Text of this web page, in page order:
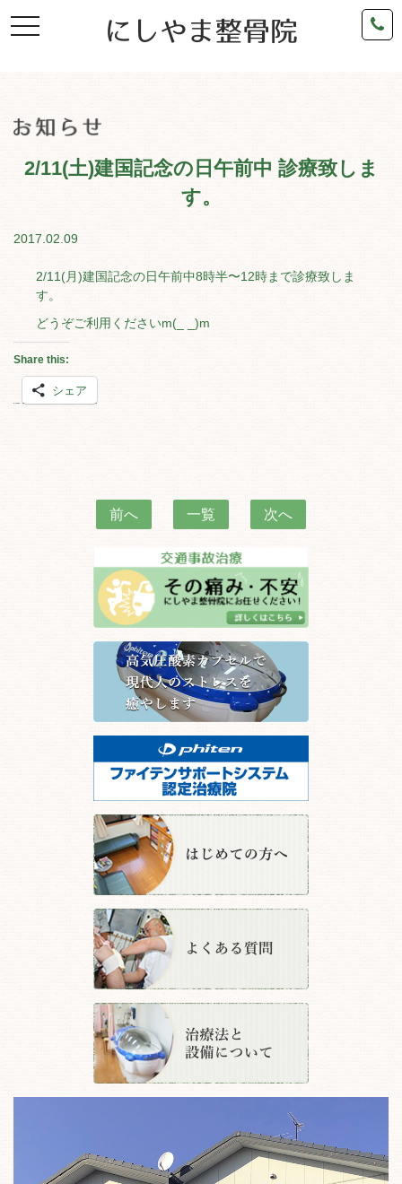
toggle
navigation
2/11(土)建国記念の日午前中 診療致しま
す。
2017.02.09
2/11(月)建国記念の日午前中8時半〜12時まで診療致しま
す。
どうぞご利用くださいm(_ _)m
Share this:
シェア
前へ 一覧 次へ